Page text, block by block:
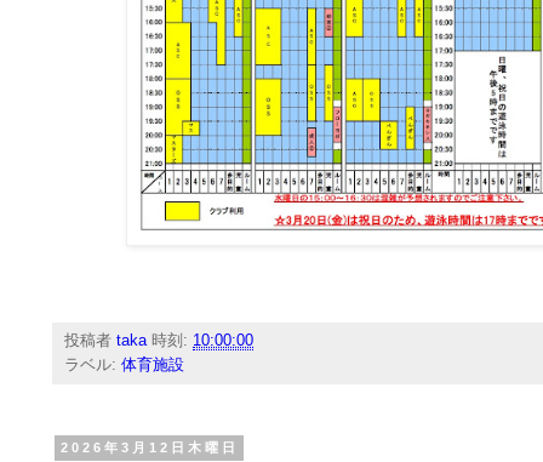
投稿者taka 時刻: 10:00:00
ラベル:体育施設
2026年3月12日木曜日